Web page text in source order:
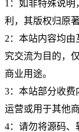
1：如非特殊说
利，其版权归原
2：本站内容均
究交流为目的，
商业用途。
3：本站部分收费
运营或用于其他
4：请勿将源码